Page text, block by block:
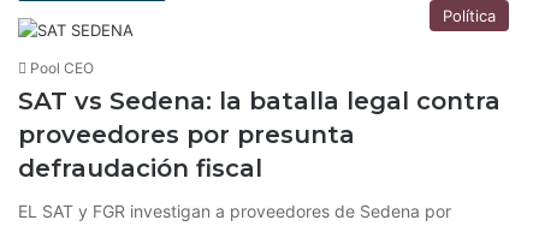
Política
Pool CEO
SAT vs Sedena: la batalla legal contra
proveedores por presunta
defraudación fiscal
EL SAT y FGR investigan a proveedores de Sedena por